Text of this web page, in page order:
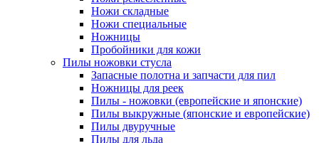
Ножи складные
Ножи специальные
Ножницы
Пробойники для кожи
Пилы ножовки стусла
Запасные полотна и запчасти для пил
Ножницы для реек
Пилы - ножовки (европейские и японские)
Пилы выкружные (японские и европейские)
Пилы двуручные
Пилы для льда